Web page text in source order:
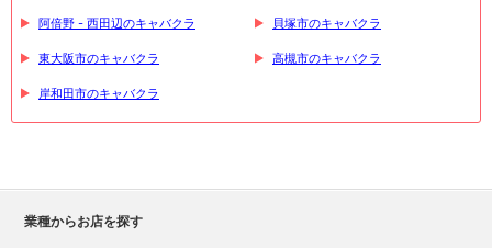
阿倍野 - 西田辺のキャバクラ 貝塚市のキャバクラ
東大阪市のキャバクラ 高槻市のキャバクラ
岸和田市のキャバクラ
業種からお店を探す